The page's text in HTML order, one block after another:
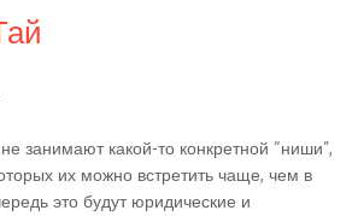
занимают какой-то конкретной “ниши”,
их можно встретить чаще, чем в
это будут юридические и